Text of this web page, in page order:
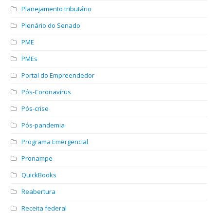
Planejamento tributário
Plenário do Senado
PME
PMEs
Portal do Empreendedor
Pós-Coronavírus
Pós-crise
Pós-pandemia
Programa Emergencial
Pronampe
QuickBooks
Reabertura
Receita federal